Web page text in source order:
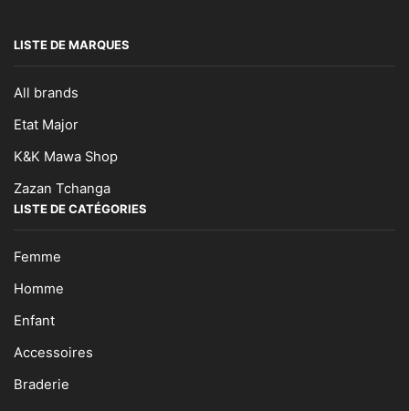
LISTE DE MARQUES
All brands
Etat Major
K&K Mawa Shop
Zazan Tchanga
LISTE DE CATÉGORIES
Femme
Homme
Enfant
Accessoires
Braderie